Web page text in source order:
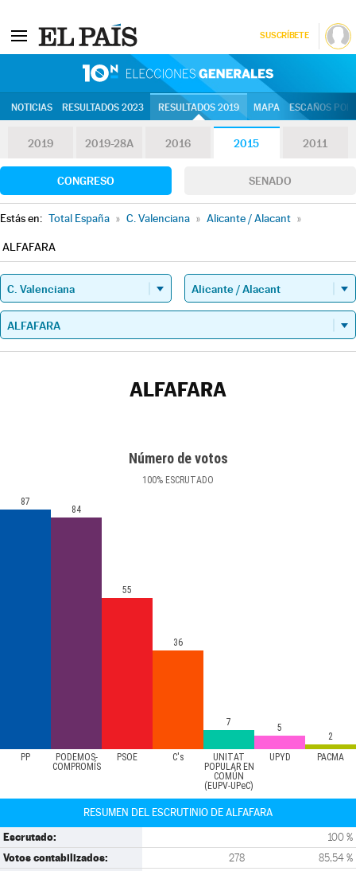
SUSCRÍBETE
NOTICIAS RESULTADOS 2023 RESULTADOS 2019 MAPA ESCAÑOS
2019 2019-28A 2016 2015 2011
CONGRESO SENADO
Estás en: Total España » C. Valenciana » Alicante / Alacant »
ALFAFARA
ALFAFARA
Número de votos
100% ESCRUTADO
PP
PODEMOS-
COMPROMÍS
PSOE C's
UNITAT
POPULAR EN
COMÚN
(EUPV-UPeC)
UPYD PACMA
87
84
55
36
7 5
2
RESUMEN DEL ESCRUTINIO DE ALFAFARA
Escrutado: 100 %
Votos contabilizados: 278 85,54 %